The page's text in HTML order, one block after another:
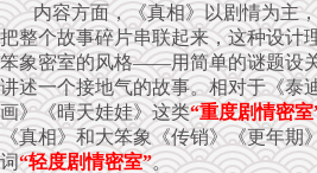
内容方面，《真相》以剧情为主，
把整个故事碎片串联起来，这种设计
笨象密室的风格——用简单的谜题设
讲述一个接地气的故事。相对于《泰
画》《晴天娃娃》这类“重度剧情密室
《真相》和大笨象《传销》《更年期
词“轻度剧情密室”。